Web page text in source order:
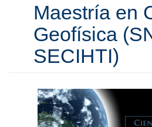
Maestría en
Geofísica
SECIHTI)